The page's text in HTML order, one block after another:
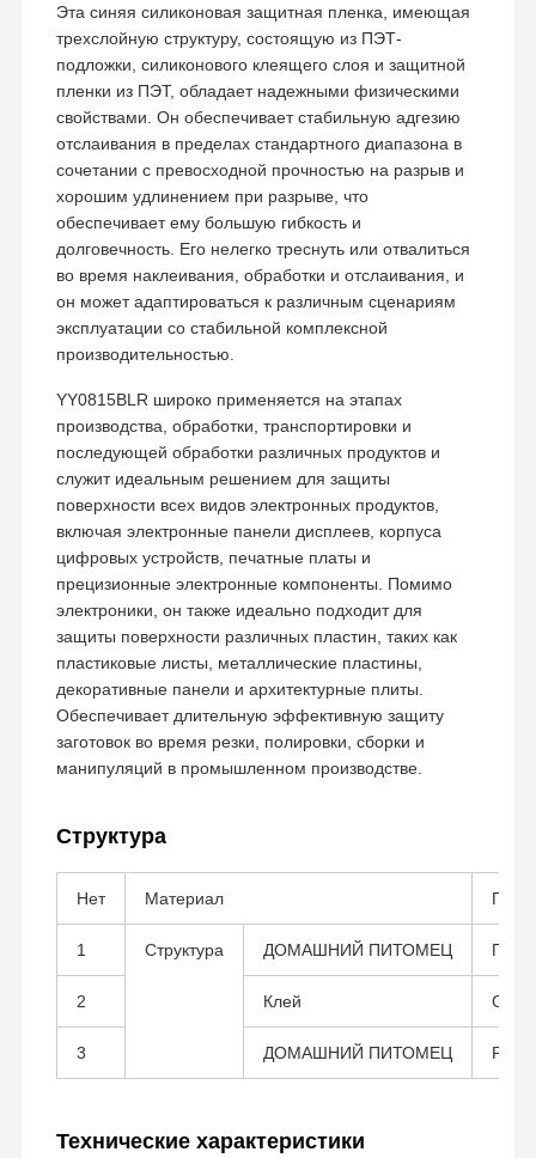
Главная
Страница
Продукция
Наша
Контроль
Качества
Контактные
Данные
Чат Сейчас
Лента кэптона
Двойная, который встали на сторону лента
Маскировочная лента
ПЭТ пленка
Лента из ПТФЕ
Фильм PI
Эта синяя силиконовая защитная пленка, имеющая
трехслойную структуру, состоящую из ПЭТ-
подложки, силиконового клеящего слоя и защитной
пленки из ПЭТ, обладает надежными физическими
свойствами. Он обеспечивает стабильную адгезию
отслаивания в пределах стандартного диапазона в
сочетании с превосходной прочностью на разрыв и
хорошим удлинением при разрыве, что
обеспечивает ему большую гибкость и
долговечность. Его нелегко треснуть или отвалиться
во время наклеивания, обработки и отслаивания, и
он может адаптироваться к различным сценариям
эксплуатации со стабильной комплексной
производительностью.
YY0815BLR широко применяется на этапах
производства, обработки, транспортировки и
последующей обработки различных продуктов и
служит идеальным решением для защиты
поверхности всех видов электронных продуктов,
включая электронные панели дисплеев, корпуса
цифровых устройств, печатные платы и
прецизионные электронные компоненты. Помимо
электроники, он также идеально подходит для
защиты поверхности различных пластин, таких как
пластиковые листы, металлические пластины,
декоративные панели и архитектурные плиты.
Обеспечивает длительную эффективную защиту
заготовок во время резки, полировки, сборки и
манипуляций в промышленном производстве.
Структура
Нет Материал
1 Структура ДОМАШНИЙ ПИТОМЕЦ
2 Клей
3 ДОМАШНИЙ ПИТОМЕЦ
Технические характеристики